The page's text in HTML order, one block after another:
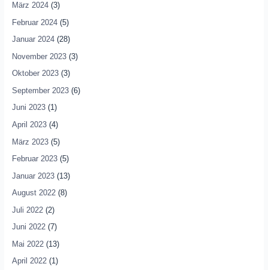
März 2024(3)
Februar 2024(5)
Januar 2024(28)
November 2023(3)
Oktober 2023(3)
September 2023(6)
Juni 2023(1)
April 2023(4)
März 2023(5)
Februar 2023(5)
Januar 2023(13)
August 2022(8)
Juli 2022(2)
Juni 2022(7)
Mai 2022(13)
April 2022(1)